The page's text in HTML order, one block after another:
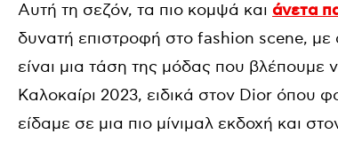
Αυτή τη σεζόν, τα πιο κομψά και άνετα
δυνατή επιστροφή στο fashion scene,
είναι μια τάση της μόδας που βλέπουμε
Καλοκαίρι 2023, ειδικά στον Dior όπου
είδαμε σε μια πιο μίνιμαλ εκδοχή και